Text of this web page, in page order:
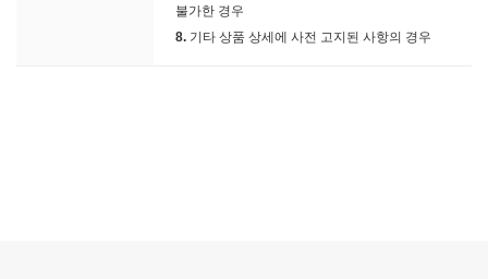
불가한 경우
8. 기타 상품 상세에 사전 고지된 사항의 경우